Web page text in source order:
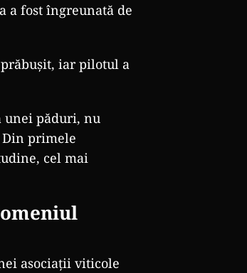
a fost îngreunată de
iar pilotul a
unei păduri, nu
primele
cel mai
asociații viticole